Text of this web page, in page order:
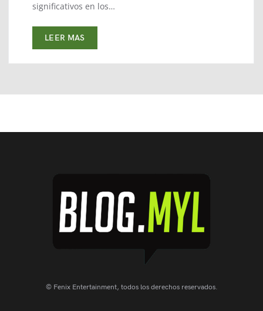
significativos en los…
LEER MAS
© Fenix Entertainment, todos los derechos reservados.